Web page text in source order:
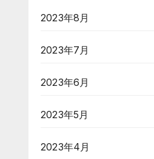
2023年8月
2023年7月
2023年6月
2023年5月
2023年4月